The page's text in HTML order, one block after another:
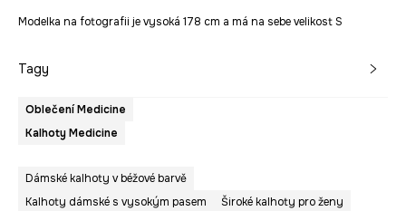
Modelka na fotografii je vysoká 178 cm a má na sebe velikost S
Tagy
Oblečení Medicine
Kalhoty Medicine
Dámské kalhoty v béžové barvě
Kalhoty dámské s vysokým pasem
Široké kalhoty pro ženy